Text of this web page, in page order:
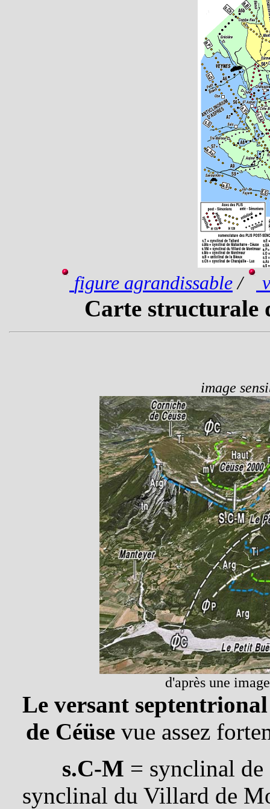
figure agrandissable/
Carte structurale
image
d'après une
Le versant
de Céüsevue assez
s.C-M = synclinal
synclinal du Villard de